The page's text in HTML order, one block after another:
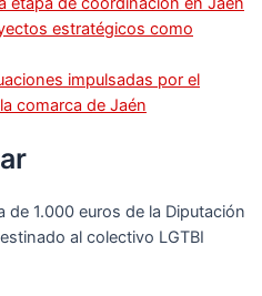
estratégicos como
impulsadas por el
comarca de Jaén